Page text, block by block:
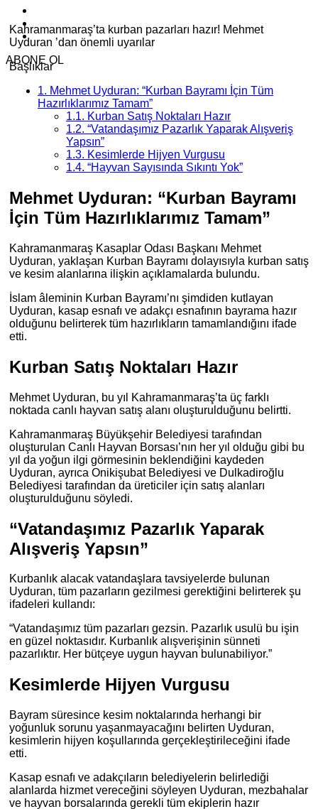
ABONE OL
Kahramanmaraş’ta kurban pazarları hazır! Mehmet
Uyduran ’dan önemli uyarılar
Başlıklar
1. Mehmet Uyduran: “Kurban Bayramı İçin Tüm
Hazırlıklarımız Tamam”
1.1. Kurban Satış Noktaları Hazır
1.2. “Vatandaşımız Pazarlık Yaparak Alışveriş
Yapsın”
1.3. Kesimlerde Hijyen Vurgusu
1.4. “Hayvan Sayısında Sıkıntı Yok”
Mehmet Uyduran: “Kurban Bayramı
İçin Tüm Hazırlıklarımız Tamam”
Kahramanmaraş Kasaplar Odası Başkanı Mehmet
Uyduran, yaklaşan Kurban Bayramı dolayısıyla kurban satış
ve kesim alanlarına ilişkin açıklamalarda bulundu.
İslam âleminin Kurban Bayramı’nı şimdiden kutlayan
Uyduran, kasap esnafı ve adakçı esnafının bayrama hazır
olduğunu belirterek tüm hazırlıkların tamamlandığını ifade
etti.
Kurban Satış Noktaları Hazır
Mehmet Uyduran, bu yıl Kahramanmaraş’ta üç farklı
noktada canlı hayvan satış alanı oluşturulduğunu belirtti.
Kahramanmaraş Büyükşehir Belediyesi tarafından
oluşturulan Canlı Hayvan Borsası’nın her yıl olduğu gibi bu
yıl da yoğun ilgi görmesinin beklendiğini kaydeden
Uyduran, ayrıca Onikişubat Belediyesi ve Dulkadiroğlu
Belediyesi tarafından da üreticiler için satış alanları
oluşturulduğunu söyledi.
“Vatandaşımız Pazarlık Yaparak
Alışveriş Yapsın”
Kurbanlık alacak vatandaşlara tavsiyelerde bulunan
Uyduran, tüm pazarların gezilmesi gerektiğini belirterek şu
ifadeleri kullandı:
“Vatandaşımız tüm pazarları gezsin. Pazarlık usulü bu işin
en güzel noktasıdır. Kurbanlık alışverişinin sünneti
pazarlıktır. Her bütçeye uygun hayvan bulunabiliyor.”
Kesimlerde Hijyen Vurgusu
Bayram süresince kesim noktalarında herhangi bir
yoğunluk sorunu yaşanmayacağını belirten Uyduran,
kesimlerin hijyen koşullarında gerçekleştirileceğini ifade
etti.
Kasap esnafı ve adakçıların belediyelerin belirlediği
alanlarda hizmet vereceğini söyleyen Uyduran, mezbahalar
ve hayvan borsalarında gerekli tüm ekiplerin hazır